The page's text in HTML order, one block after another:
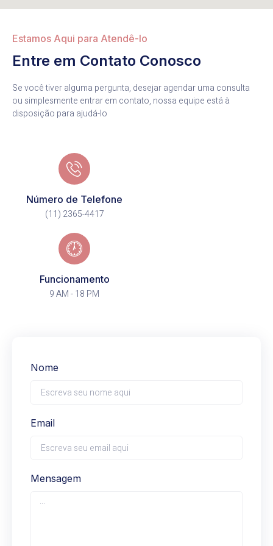
Estamos Aqui para Atendê-lo
Entre em Contato Conosco
Se você tiver alguma pergunta, desejar agendar uma consulta
ou simplesmente entrar em contato, nossa equipe está à
disposição para ajudá-lo
Número de Telefone
(11) 2365-4417
Funcionamento
9 AM - 18 PM
Nome
Email
Mensagem